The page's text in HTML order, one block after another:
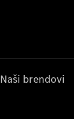
Naši brendovi